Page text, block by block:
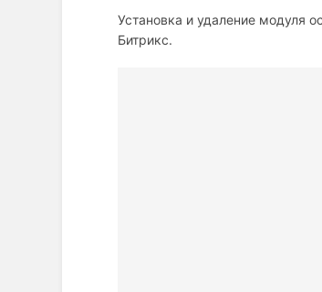
Установка и удаление модуля
Битрикс.